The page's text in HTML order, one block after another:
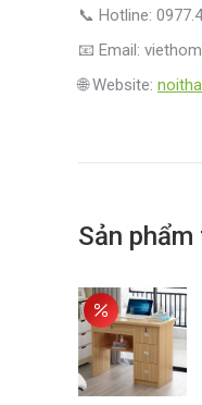
📞 Hotline:
📧 Email:
🌐 Website:
Sản